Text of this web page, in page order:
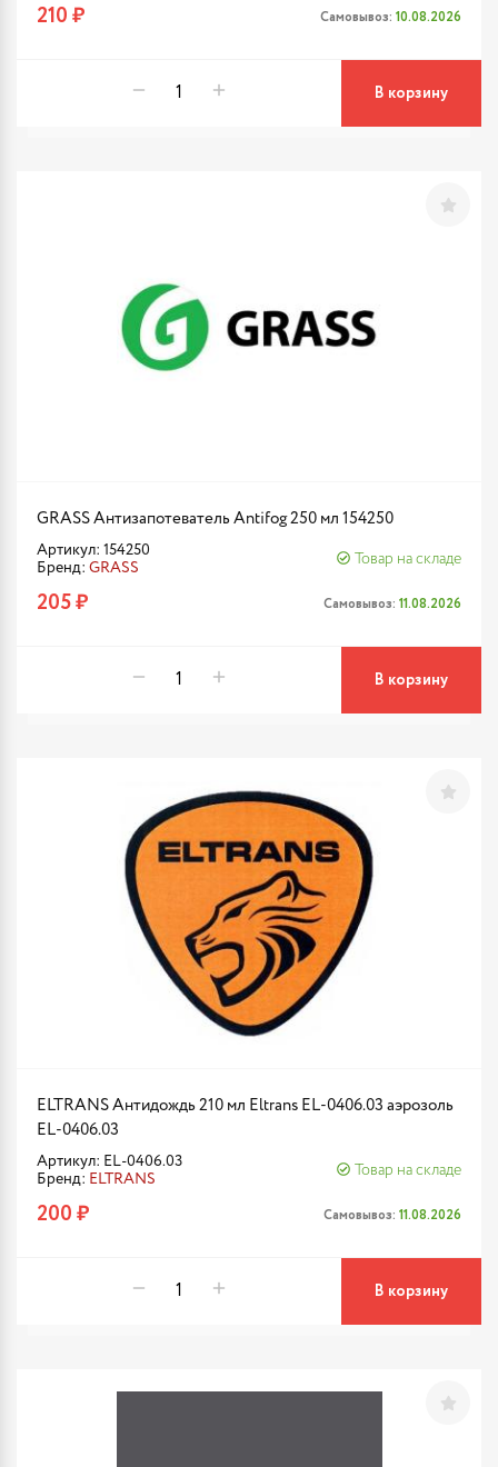
210 ₽ Самовывоз: 10.08.2026
В корзину
GRASS Антизапотеватель Antifog 250 мл 154250
Артикул: 154250
Бренд: GRASS
Товар на складе
205 ₽ Самовывоз: 11.08.2026
В корзину
ELTRANS Антидождь 210 мл Eltrans EL-0406.03 аэрозоль
EL-0406.03
Артикул: EL-0406.03
Бренд: ELTRANS
Товар на складе
200 ₽ Самовывоз: 11.08.2026
В корзину